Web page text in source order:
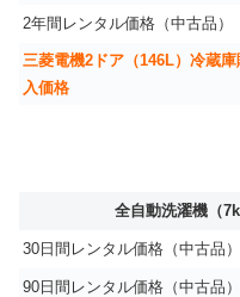
2年間レンタル価格（中古品）
三菱電機2ドア（146L）冷蔵庫
入価格
全自動洗濯機（
30日間レンタル価格（中古品）
90日間レンタル価格（中古品）